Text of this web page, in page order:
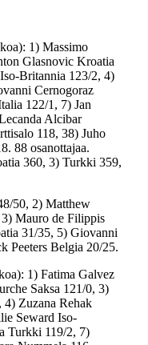
1) Massimo
Glasnovic Kroatia
Britannia 123/2, 4)
Cernogoraz
122/1, 7) Jan
Alcibar
118, 38) Juho
88 osanottajaa.
360, 3) Turkki 359,
50, 2) Matthew
Mauro de Filippis
31/35, 5) Giovanni
Peeters Belgia 20/25.
1) Fatima Galvez
Saksa 121/0, 3)
4) Zuzana Rehak
Seward Iso-
Turkki 119/2, 7)